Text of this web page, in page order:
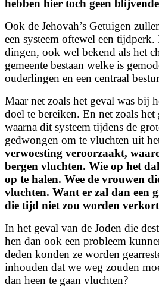
hebben hier toch geen
Ook de Jehovah’s Getuigen
een systeem oftewel een
dingen, ook wel bekend als het
gemeente bestaan welke is
ouderlingen en een centraal
Maar net zoals het geval was bij
doel te bereiken. En net zoals
waarna dit systeem tijdens de
gedwongen om te vluchten uit
verwoesting veroorzaakt,
bergen vluchten. Wie op het
op te halen. Wee de vrouwen
vluchten. Want er zal dan een
die tijd niet zou worden
In het geval van de Joden die
hen dan ook een probleem
deden konden ze worden
inhouden dat we weg zouden
dan heen te gaan vluchten?